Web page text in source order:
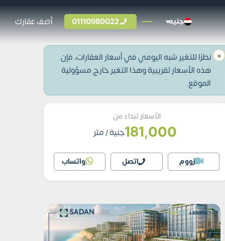
جنيه 01110980022 أضف عقارك
× نظرًا للتغير شبه اليومي في أسعار العقارات، فإن
هذه الأسعار تقريبية وهذا التغير خارج مسؤولية
الموقع.
الأسعار تبداء من
181,000جنية/ متر
زووم اتصل واتساب